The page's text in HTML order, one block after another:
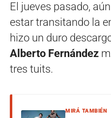
El jueves pasado,
estar transitando la
hizo un duro
Alberto Fernández
tres tuits.
MIRÁ TAMBIÉN